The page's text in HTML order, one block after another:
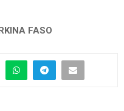
FASO